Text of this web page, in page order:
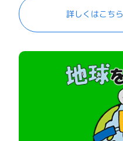
詳しくはこちら